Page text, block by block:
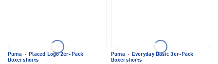
Puma · Placed Logo 2er-Pack
Boxershorts
Puma · Everyday Basic 3er-Pack
Boxershorts